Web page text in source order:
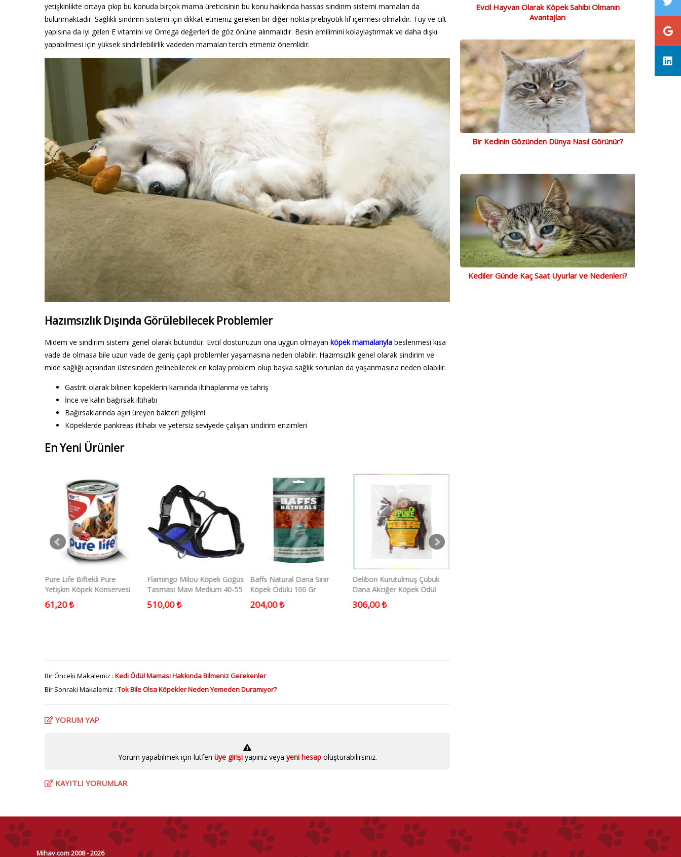
yetişkinlikte ortaya çıkıp bu konuda birçok mama üreticisinin bu konu hakkında hassas sindirim sistemi mamaları da
bulunmaktadır. Sağlıklı sindirim sistemi için dikkat etmeniz gereken bir diğer nokta prebiyotik lif içermesi olmalıdır. Tüy ve cilt
yapısına da iyi gelen E vitamini ve Omega değerleri de göz önüne alınmalıdır. Besin emilimini kolaylaştırmak ve daha dışkı
yapabilmesi için yüksek sindirilebilirlik vadeden mamaları tercih etmeniz önemlidir.
Hazımsızlık Dışında Görülebilecek Problemler
Midem ve sindirim sistemi genel olarak bütündür. Evcil dostunuzun ona uygun olmayan köpek mamalarıyla beslenmesi kısa
vade de olmasa bile uzun vade de geniş çaplı problemler yaşamasına neden olabilir. Hazımsızlık genel olarak sindirim ve
mide sağlığı açısından üstesinden gelinebilecek en kolay problem olup başka sağlık sorunları da yaşanmasına neden olabilir.
Gastrit olarak bilinen köpeklerin karnında iltihaplanma ve tahriş
İnce ve kalın bağırsak iltihabı
Bağırsaklarında aşırı üreyen bakteri gelişimi
Köpeklerde pankreas iltihabı ve yetersiz seviyede çalışan sindirim enzimleri
En Yeni Ürünler
Pure Life Biftekli Püre
Yetişkin Köpek Konservesi
400 Gr
61,20 ₺
Flamingo Milou Köpek Göğüs
Tasması Mavi Medium 40-55
Cm
510,00 ₺
Baffs Natural Dana Sinir
Köpek Ödülü 100 Gr
204,00 ₺
Delibon Kurutulmuş Çubuk
Dana Akciğer Köpek Ödül
Maması 15 Cm 100 Gr
306,00 ₺
Bir Önceki Makalemiz : Kedi Ödül Maması Hakkında Bilmeniz Gerekenler
Bir Sonraki Makalemiz : Tok Bile Olsa Köpekler Neden Yemeden Duramıyor?
YORUM YAP
Yorum yapabilmek için lütfen üye girişi yapınız veya yeni hesapoluşturabilirsiniz.
KAYITLI YORUMLAR
Evcil Hayvan Olarak Köpek Sahibi Olmanın
Avantajları
Bir Kedinin Gözünden Dünya Nasıl Görünür?
Kediler Günde Kaç Saat Uyurlar ve Nedenleri?
Mihav.com 2008 - 2026